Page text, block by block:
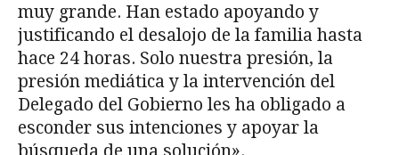
muy grande. Han estado apoyando y
justificando el desalojo de la familia hasta
hace 24 horas. Solo nuestra presión, la
presión mediática y la intervención del
Delegado del Gobierno les ha obligado a
esconder sus intenciones y apoyar la